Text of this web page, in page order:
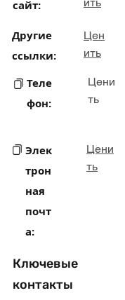
сайт:
Другие
ссылки:
Цен
ить
Теле
фон:
Цени
ть
Элек
трон
ная
почт
а:
Цени
ть
Ключевые
контакты